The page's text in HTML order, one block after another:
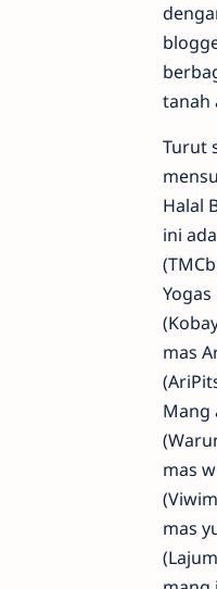
tanah
Turut
Halal
ini
Yogas
mas
Mang
mas
mas